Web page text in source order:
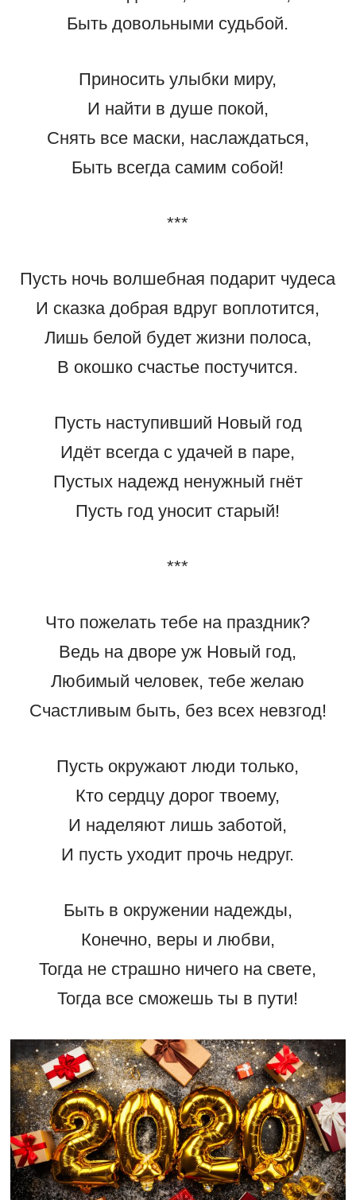
Быть довольными судьбой.
Приносить улыбки миру,
И найти в душе покой,
Снять все маски, наслаждаться,
Быть всегда самим собой!
***
Пусть ночь волшебная подарит чудеса
И сказка добрая вдруг воплотится,
Лишь белой будет жизни полоса,
В окошко счастье постучится.
Пусть наступивший Новый год
Идёт всегда с удачей в паре,
Пустых надежд ненужный гнёт
Пусть год уносит старый!
***
Что пожелать тебе на праздник?
Ведь на дворе уж Новый год,
Любимый человек, тебе желаю
Счастливым быть, без всех невзгод!
Пусть окружают люди только,
Кто сердцу дорог твоему,
И наделяют лишь заботой,
И пусть уходит прочь недруг.
Быть в окружении надежды,
Конечно, веры и любви,
Тогда не страшно ничего на свете,
Тогда все сможешь ты в пути!